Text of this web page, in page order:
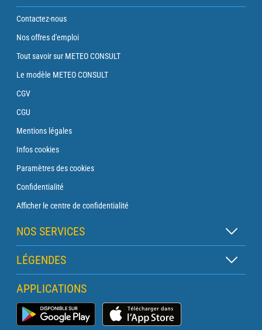
Contactez-nous
Nos offres d'emploi
Tout savoir sur METEO CONSULT
Le modèle METEO CONSULT
CGV
CGU
Mentions légales
Infos cookies
Paramètres des cookies
Confidentialité
Afficher le centre de confidentialité
NOS SERVICES
Abonnement Zen
Abonnement Balise
Abonnement Traversée
Abonnement Phare
LÉGENDES
Légende des cartes
Légende des pictogrammes
Glossaire
APPLICATIONS
Application Météo Marine